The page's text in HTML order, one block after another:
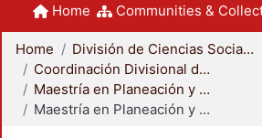
Home Communities &
Home
División de Ciencias Sociales y Humanidades
Coordinación Divisional de Posgrado
Maestría en Planeación y Políticas Metropolitanas
Maestría en Planeación y Políticas Metropolitanas